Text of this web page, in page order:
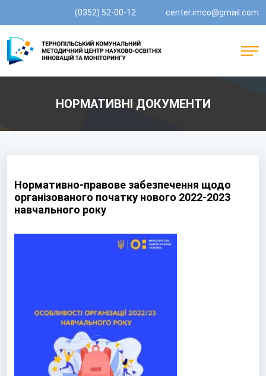
(0352) 52-00-12 center.imco@gmail.com
НОРМАТИВНІ ДОКУМЕНТИ
Нормативно-правове забезпечення щодо
організованого початку нового 2022-2023
навчального року